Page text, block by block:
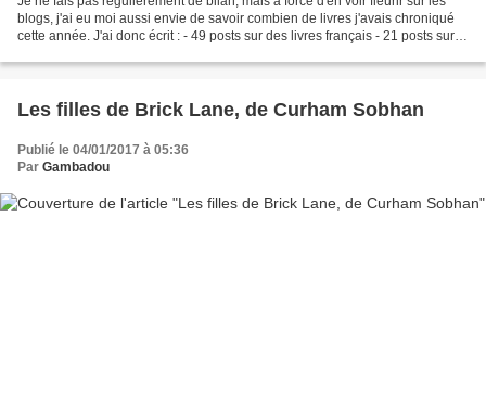
blogs, j'ai eu moi aussi envie de savoir combien de livres j'avais chroniqué
cette année. J'ai donc écrit : - 49 posts sur des livres français - 21 posts sur
Les filles de Brick Lane, de Curham Sobhan
Publié le 04/01/2017 à 05:36
Par Gambadou